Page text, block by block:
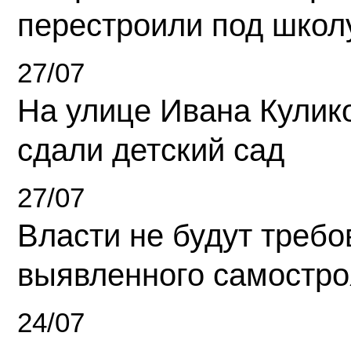
перестроили под
27/07
На улице Ивана
сдали детский сад
27/07
Власти не будут
выявленного
24/07